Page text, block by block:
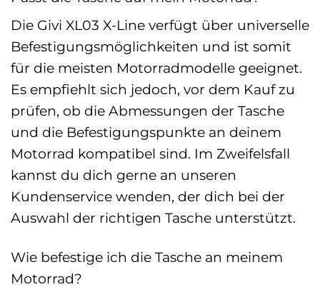
Die Givi XL03 X-Line verfügt über universelle
Befestigungsmöglichkeiten und ist somit
für die meisten Motorradmodelle geeignet.
Es empfiehlt sich jedoch, vor dem Kauf zu
prüfen, ob die Abmessungen der Tasche
und die Befestigungspunkte an deinem
Motorrad kompatibel sind. Im Zweifelsfall
kannst du dich gerne an unseren
Kundenservice wenden, der dich bei der
Auswahl der richtigen Tasche unterstützt.
Wie befestige ich die Tasche an meinem
Motorrad?